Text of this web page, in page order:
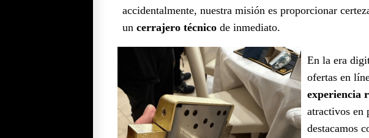
accidentalmente, nuestra misión es proporcionar
un cerrajero técnico de inmediato.
En la era
ofertas en
experiencia
atractivos en
destacamos